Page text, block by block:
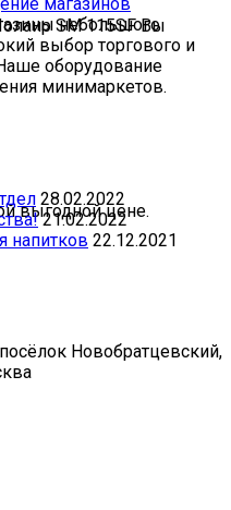
небольшого
выбор торгового и
оборудование
минимаркетов.
28.02.2022
21.02.2022
напитков 22.12.2021
Новобратцевский,